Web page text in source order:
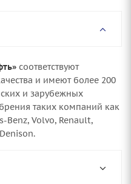
соответствуют
и имеют более 200
и зарубежных
таких компаний как
Benz, Volvo, Renault,